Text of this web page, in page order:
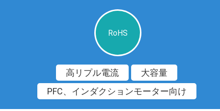
RoHS
高リプル電流
大容量
PFC、インダクションモーター向け